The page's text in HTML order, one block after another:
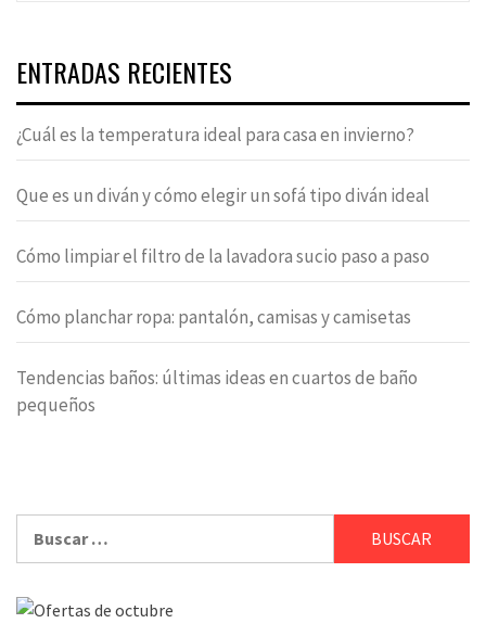
ENTRADAS RECIENTES
¿Cuál es la temperatura ideal para casa en invierno?
Que es un diván y cómo elegir un sofá tipo diván ideal
Cómo limpiar el filtro de la lavadora sucio paso a paso
Cómo planchar ropa: pantalón, camisas y camisetas
Tendencias baños: últimas ideas en cuartos de baño
pequeños